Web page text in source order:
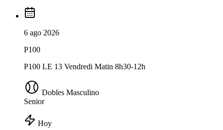
6 ago 2026
P100
P100 LE 13 Vendredi Matin 8h30-12h
Dobles Masculino
Senior
Hoy